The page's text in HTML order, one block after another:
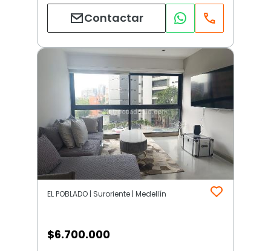
Contactar
EL POBLADO | Suroriente | Medellín
$6.700.000